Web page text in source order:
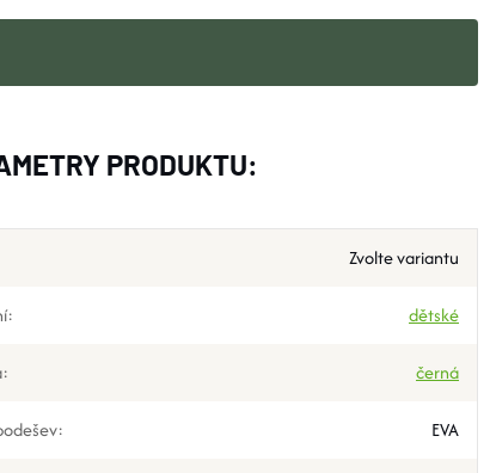
PRODUKTU:
Zvolte variantu
: dětské
: černá
: EVA